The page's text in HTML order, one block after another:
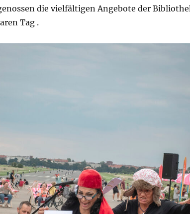
die vielfältigen Angebote der
Tag .